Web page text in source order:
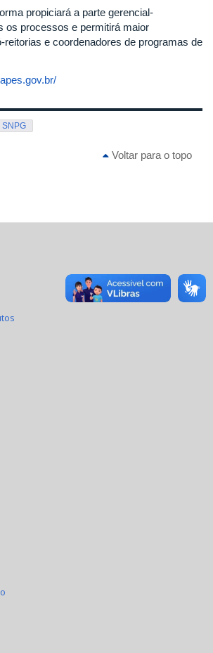
propiciará a parte gerencial-
os processos e permitirá maior
reitorias e coordenadores de programas de
SNPG
Voltar para o topo